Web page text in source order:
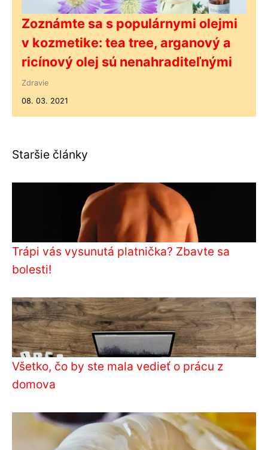
Zoznámte sa s populárnymi olejmi
v kozmetike: tea tree, arganový a
ricínový olej sú nenahraditeľnými
Zdravie
08. 03. 2021
Staršie články
Trápi vás vysunutá platnička? Zbavte sa
bolesti!
Všetko, čo by ste mala vedieť o prácu z
domova